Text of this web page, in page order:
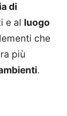
di
e al luogo
che
più
.